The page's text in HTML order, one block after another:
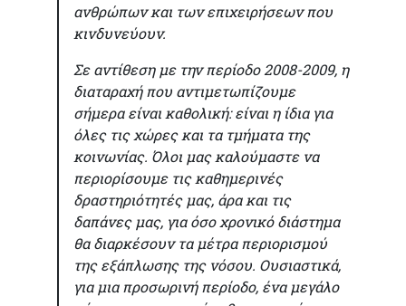
ανθρώπων και των επιχειρήσεων που
κινδυνεύουν.
Σε αντίθεση με την περίοδο 2008-2009, η
διαταραχή που αντιμετωπίζουμε
σήμερα είναι καθολική: είναι η ίδια για
όλες τις χώρες και τα τμήματα της
κοινωνίας. Όλοι μας καλούμαστε να
περιορίσουμε τις καθημερινές
δραστηριότητές μας, άρα και τις
δαπάνες μας, για όσο χρονικό διάστημα
θα διαρκέσουν τα μέτρα περιορισμού
της εξάπλωσης της νόσου. Ουσιαστικά,
για μια προσωρινή περίοδο, ένα μεγάλο